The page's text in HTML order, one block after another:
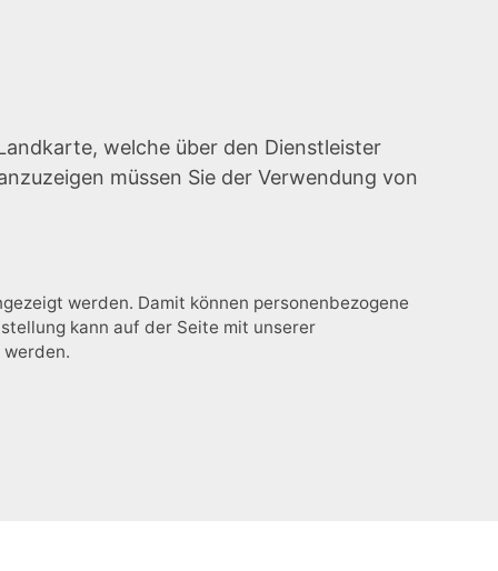
welche über den Dienstleister
müssen Sie der Verwendung von
werden. Damit können personenbezogene
kann auf der Seite mit unserer